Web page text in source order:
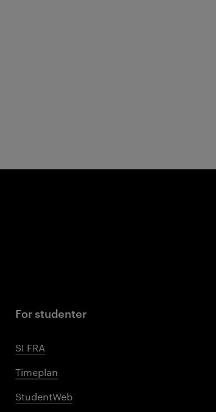
For studenter
SI FRA
Timeplan
StudentWeb